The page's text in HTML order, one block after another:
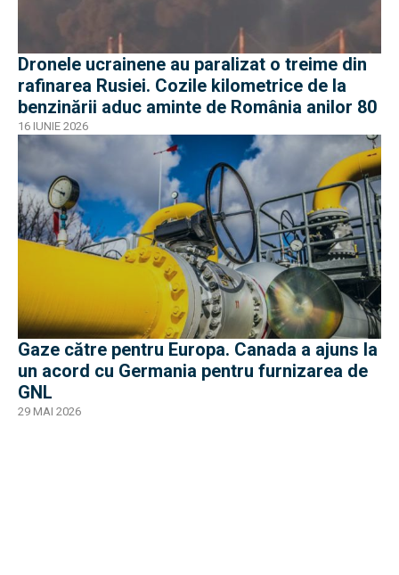
Dronele ucrainene au paralizat o treime din
rafinarea Rusiei. Cozile kilometrice de la
benzinării aduc aminte de România anilor 80
16 IUNIE 2026
Gaze către pentru Europa. Canada a ajuns la
un acord cu Germania pentru furnizarea de
GNL
29 MAI 2026